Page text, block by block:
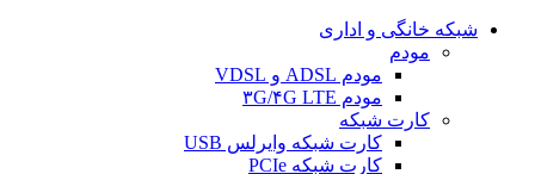
شبکه خانگی و اداری
مودم
مودم ADSL و VDSL
مودم ۳G/۴G LTE
کارت شبکه
کارت شبکه وایرلس USB
کارت شبکه PCIe